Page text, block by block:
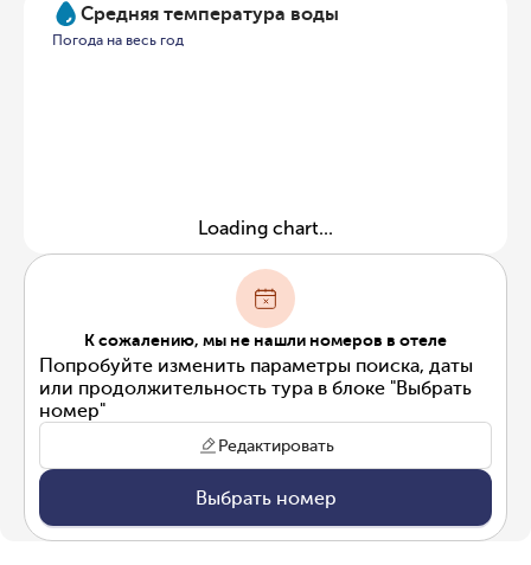
Средняя температура воды
Погода на весь год
Loading chart...
К сожалению, мы не нашли номеров в отеле
Попробуйте изменить параметры поиска, даты
или продолжительность тура в блоке "Выбрать
номер"
Редактировать
Выбрать номер